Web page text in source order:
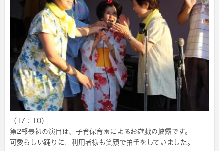
（17：10）
第2部最初の演目は、子育保育園によるお遊戯の披露です。
可愛らしい踊りに、利用者様も笑顔で拍手をしていました。